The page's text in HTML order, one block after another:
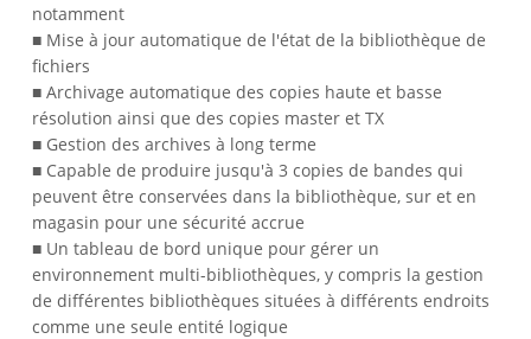
notamment
■ Mise à jour automatique de l'état de la bibliothèque de
fichiers
■ Archivage automatique des copies haute et basse
résolution ainsi que des copies master et TX
■ Gestion des archives à long terme
■ Capable de produire jusqu'à 3 copies de bandes qui
peuvent être conservées dans la bibliothèque, sur et en
magasin pour une sécurité accrue
■ Un tableau de bord unique pour gérer un
environnement multi-bibliothèques, y compris la gestion
de différentes bibliothèques situées à différents endroits
comme une seule entité logique